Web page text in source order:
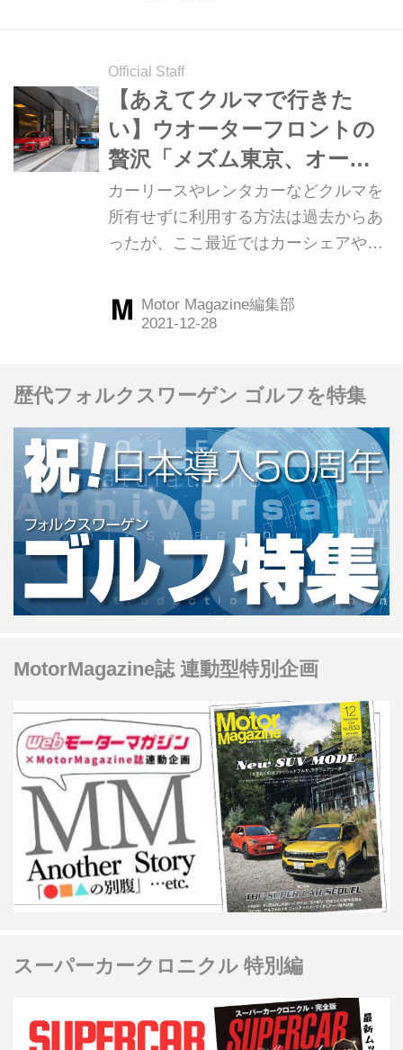
に展開していくのか。決勝は3月9日土
曜日に行われる。
Official Staff
【あえてクルマで行きた
い】ウオーターフロントの
贅沢「メズム東京、オート
グラフ コレクション（東京
都港区）」
カーリースやレンタカーなどクルマを
所有せずに利用する方法は過去からあ
ったが、ここ最近ではカーシェアやサ
より使いやすくなった。そんな、運転
免許さえ持っていれば誰でもドライブ
港区にある「メズム東京、オートグラ
フ コレクション」に行ってみた。
（Motor Magazine 2021年3月号より）
Motor Magazine編集部
歴代フォルクスワーゲン ゴルフを特集
MotorMagazine誌 連動型特別企画
スーパーカークロニクル 特別編